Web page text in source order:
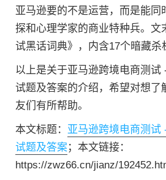
亚马逊要的不是运营，而是能同
探和心理学家的商业特种兵。文
试黑话词典》，内含17个暗藏杀
以上是关于亚马逊跨境电商测试
试题及答案的介绍，希望对想了
友们有所帮助。
本文标题： 亚马逊跨境电商测试
试题及答案；本文链接：
https://zwz66.cn/jianz/